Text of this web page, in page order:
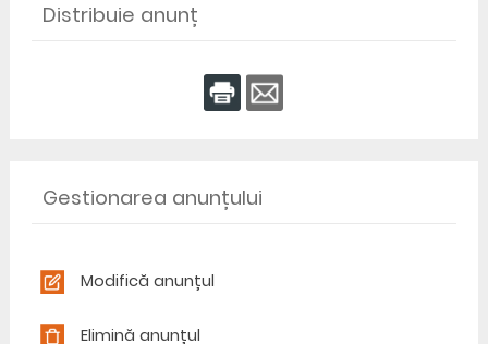
Distribuie anunț
Gestionarea anunțului
Modifică anunțul
Elimină anunțul